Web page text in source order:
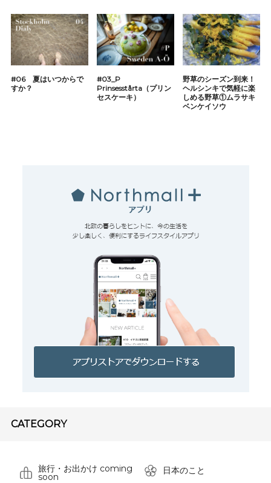
#06 夏はいつからで
すか？
#03_P
Prinsesstårta（プリン
セスケーキ）
野草のシーズン到来！
ヘルシンキで気軽に楽
しめる野草①ムラサキ
ベンケイソウ
CATEGORY
旅行・お出かけ coming
soon
日本のこと